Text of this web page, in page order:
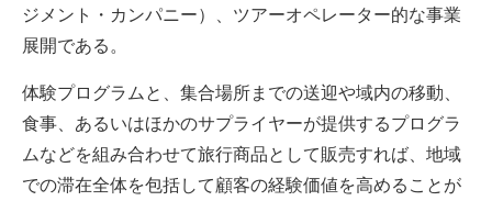
ジメント・カンパニー）、ツアーオペレーター的な事業
展開である。
体験プログラムと、集合場所までの送迎や域内の移動、
食事、あるいはほかのサプライヤーが提供するプログラ
ムなどを組み合わせて旅行商品として販売すれば、地域
での滞在全体を包括して顧客の経験価値を高めることが